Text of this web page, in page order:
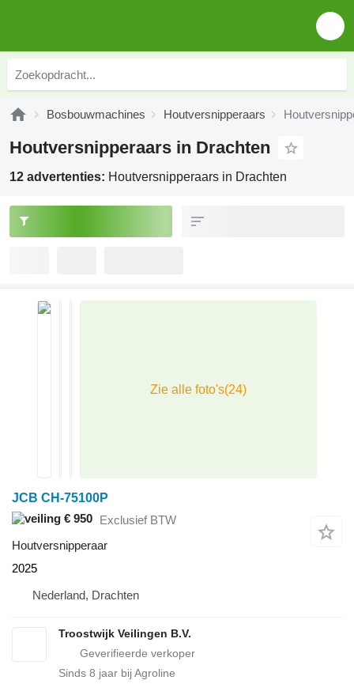
Bosbouwmachines Houtversnipperaars
Houtversnipperaars in Drachten
12 advertenties: Houtversnipperaars in Drachten
JCB CH-75100P
€ 950 Exclusief BTW
Houtversnipperaar
2025
Nederland, Drachten
Troostwijk Veilingen B.V.
Sinds 8 jaar bij Agroline